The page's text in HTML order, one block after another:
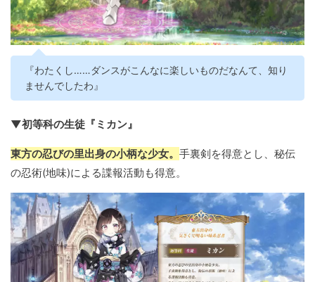
『わたくし……ダンスがこんなに楽しいものだなんて、知り
ませんでしたわ』
▼初等科の生徒『ミカン』
東方の忍びの里出身の小柄な少女。 手裏剣を得意とし、秘伝
の忍術(地味)による諜報活動も得意。